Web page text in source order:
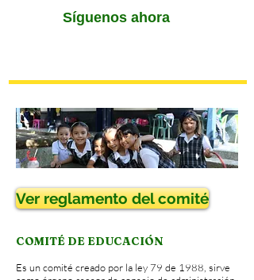
Síguenos ahora
Ver reglamento del comité
COMITÉ DE EDUCACIÓN
Es un comité creado por la ley 79 de 1988, sirve